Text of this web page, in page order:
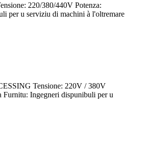
220/380/440V Potenza:
per u serviziu di machini à l'oltremare
Tensione: 220V / 380V
Ingegneri dispunibuli per u